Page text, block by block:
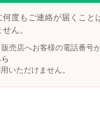
ビーム
ッドレスト
LEDヘッ
：装備あ
：装備な
スマート
度もご連絡が届くこと
ん。
売店へお客様の電話番号
ら
いただけません。